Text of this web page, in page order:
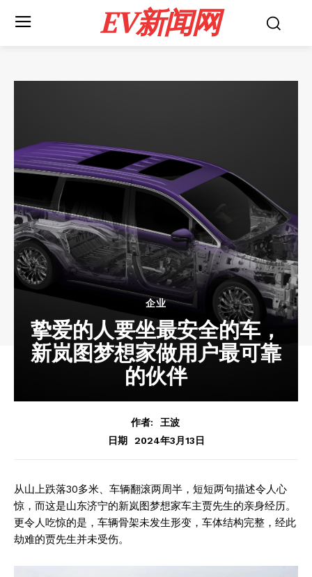
EV新闻网
企业
挚爱的人要坐最安全的车，
新岚图梦想家做用户最可靠
的伙伴
作者:
王波
日期
2024年3月13日
从山上跌落30多米、车辆翻滚两周半，短短两句描述令人心
惊，而这是山东济宁的新岚图梦想家车主贾先生的亲身经历。
更令人吃惊的是，车辆骨架未发生形变，车体结构完整，经此
劫难的贾先生并未受伤。